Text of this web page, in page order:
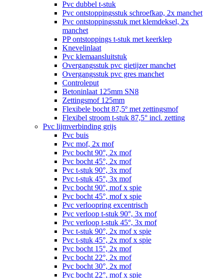
Pvc dubbel t-stuk
Pvc ontstoppingsstuk schroefkap, 2x manchet
Pvc ontstoppingsstuk met klemdeksel, 2x
manchet
PP ontstoppings t-stuk met keerklep
Knevelinlaat
Pvc klemaansluitstuk
Overgangsstuk pvc gietijzer manchet
Overgangsstuk pvc gres manchet
Controleput
Betoninlaat 125mm SN8
Zettingsmof 125mm
Flexibele bocht 87,5º met zettingsmof
Flexibel stroom t-stuk 87,5° incl. zetting
Pvc lijmverbinding grijs
Pvc buis
Pvc mof, 2x mof
Pvc bocht 90°, 2x mof
Pvc bocht 45°, 2x mof
Pvc t-stuk 90°, 3x mof
Pvc t-stuk 45°, 3x mof
Pvc bocht 90°, mof x spie
Pvc bocht 45°, mof x spie
Pvc verloopring excentrisch
Pvc verloop t-stuk 90°, 3x mof
Pvc verloop t-stuk 45°, 3x mof
Pvc t-stuk 90°, 2x mof x spie
Pvc t-stuk 45°, 2x mof x spie
Pvc bocht 15°, 2x mof
Pvc bocht 22°, 2x mof
Pvc bocht 30°, 2x mof
Pvc bocht 22°, mof x spie